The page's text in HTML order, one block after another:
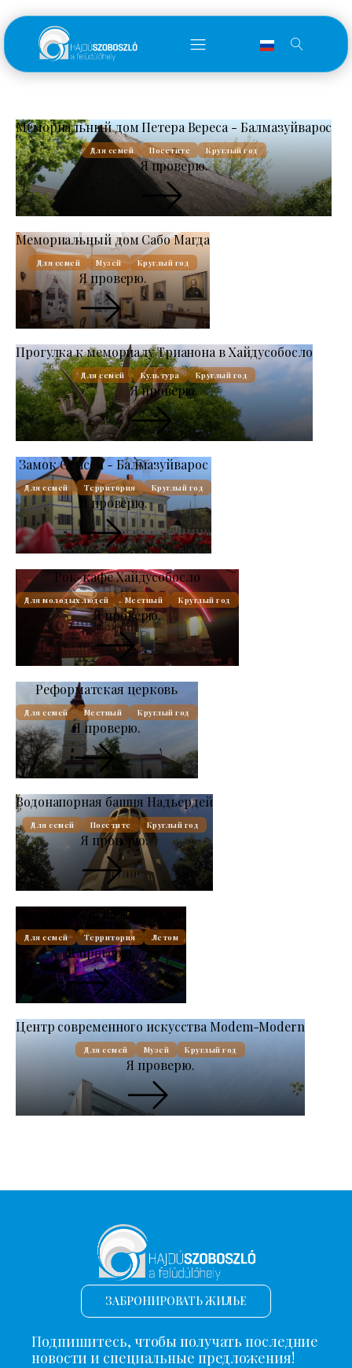
Мемориальный дом Петера Вереса - Балмазуйварос
Для семей Посетите Круглый год
Я проверю.
Мемориальный дом Сабо Магда
Для семей Музей Круглый год
Я проверю.
Прогулка к мемориалу Трианона в Хайдусобосло
Для семей Культура Круглый год
Я проверю.
Замок Семсей - Балмазуйварос
Для семей Территория Круглый год
Я проверю.
Рок-кафе Хайдусобосло
Для молодых людей Местный Круглый год
Я проверю.
Реформатская церковь
Для семей Местный Круглый год
Я проверю.
Водонапорная башня Надьердей
Для семей Посетите Круглый год
Я проверю.
Открытая сцена Надьердей
Для семей Территория Летом
Я проверю.
Центр современного искусства Modem-Modern
Для семей Музей Круглый год
Я проверю.
ЗАБРОНИРОВАТЬ ЖИЛЬЕ
Подпишитесь, чтобы получать последние
новости и специальные предложения!